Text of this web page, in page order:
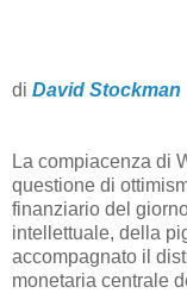
di David Stockman
La compiacenza di
questione di
finanziario del
intellettuale, della
accompagnato il
monetaria centrale